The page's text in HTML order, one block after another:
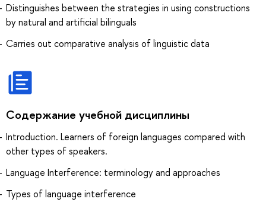
Distinguishes between the strategies in using constructions
by natural and artificial bilinguals
Carries out comparative analysis of linguistic data
Содержание учебной дисциплины
Introduction. Learners of foreign languages compared with
other types of speakers.
Language Interference: terminology and approaches
Types of language interference